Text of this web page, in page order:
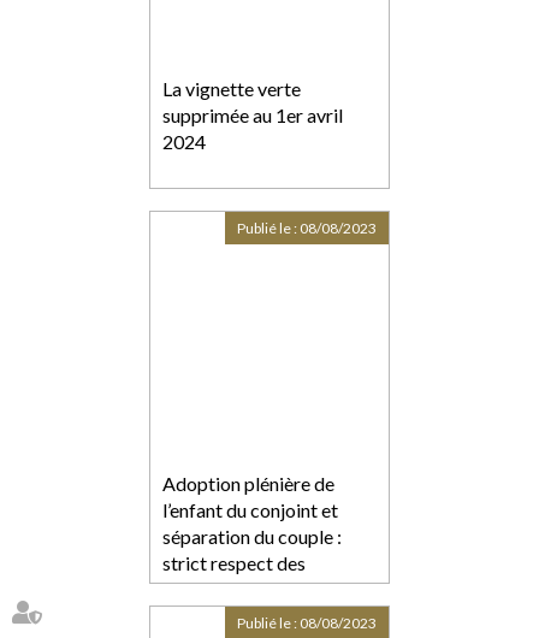
La vignette verte
supprimée au 1er avril
2024
Adoption plénière de
l’enfant du conjoint et
séparation du couple :
strict respect des
conditions de la loi
Publié le : 08/08/2023
Publié le : 08/08/2023